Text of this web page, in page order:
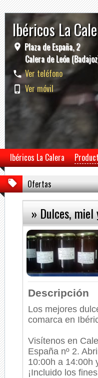
Ibéricos La
Plaza de España, 2
Calera de León
Ver teléfono
Ver móvil
Ibéricos La Calera
Ofertas
» Dulces, miel
Descripción
Los mejores
comarca en
Visítenos en
España nº 2.
10:00h a 14:00h
¡Incluido los